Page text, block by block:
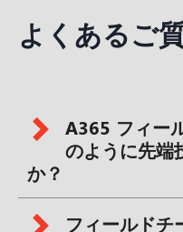
よくあるご
A365 フィー
のように先端
か？
フィールドチ